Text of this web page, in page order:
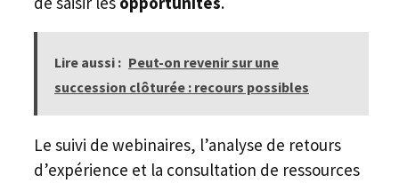
Lire aussi : Peut-on revenir sur une
succession clôturée : recours possibles
Le suivi de webinaires, l’analyse de retours
d’expérience et la consultation de ressources